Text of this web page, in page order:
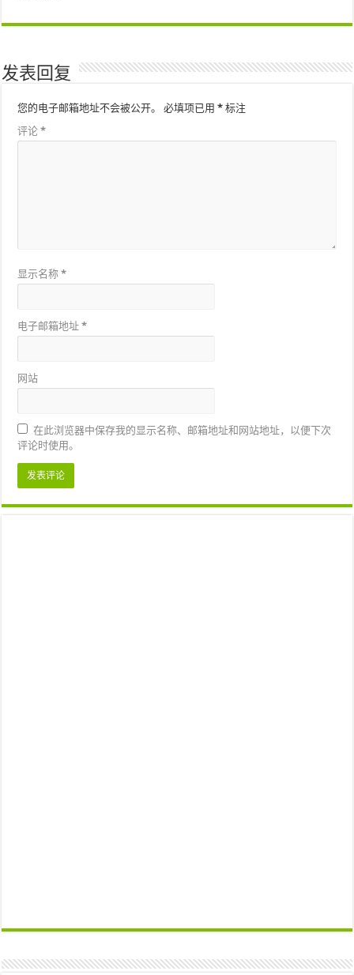
发表回复
您的电子邮箱地址不会被公开。 必填项已用* 标注
评论*
显示名称*
电子邮箱地址*
网站
在此浏览器中保存我的显示名称、邮箱地址和网站地址，以便下次
评论时使用。